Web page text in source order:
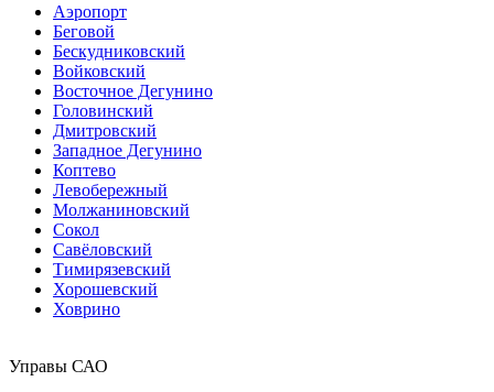
Аэропорт
Беговой
Бескудниковский
Войковский
Восточное Дегунино
Головинский
Дмитровский
Западное Дегунино
Коптево
Левобережный
Молжаниновский
Сокол
Савёловский
Тимирязевский
Хорошевский
Ховрино
Управы САО